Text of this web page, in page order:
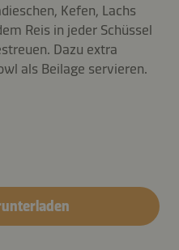
Kefen, Lachs
Reis in jeder Schüssel
Dazu extra
als Beilage servieren.